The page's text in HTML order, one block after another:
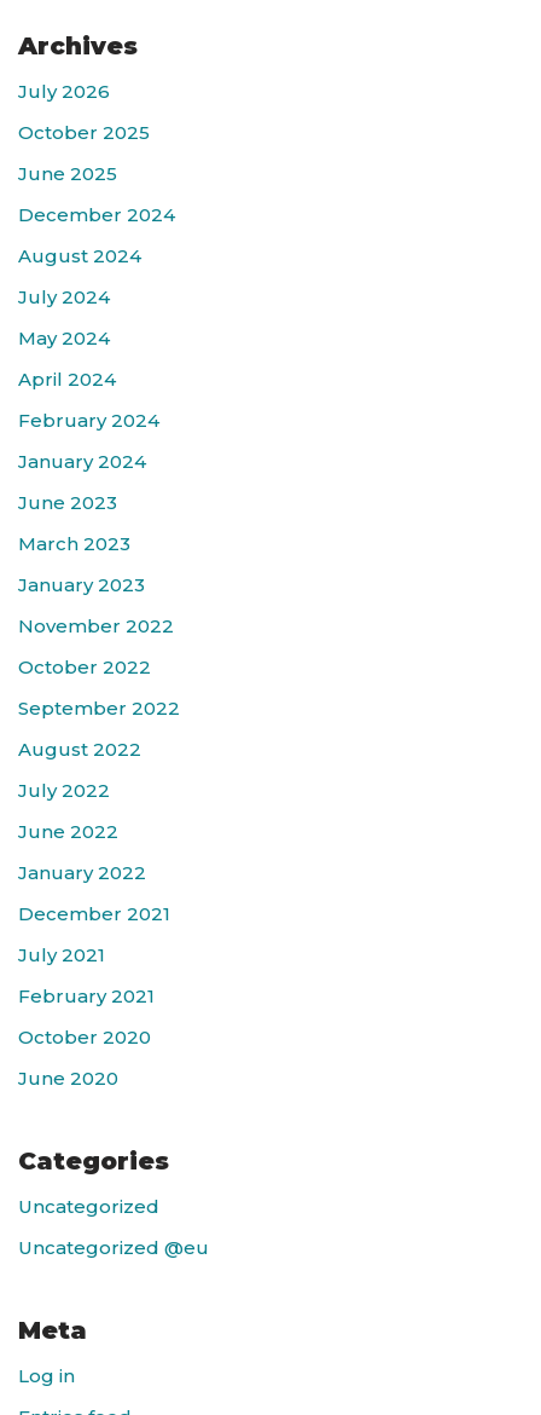
Archives
July 2026
October 2025
June 2025
December 2024
August 2024
July 2024
May 2024
April 2024
February 2024
January 2024
June 2023
March 2023
January 2023
November 2022
October 2022
September 2022
August 2022
July 2022
June 2022
January 2022
December 2021
July 2021
February 2021
October 2020
June 2020
Categories
Uncategorized
Uncategorized @eu
Meta
Log in